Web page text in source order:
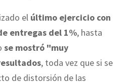
el último ejercicio con
entregas del 1%, hasta
se mostró "muy
, toda vez que si se
de distorsión de las